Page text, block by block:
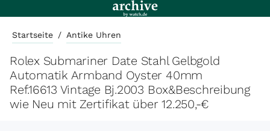
Startseite / Antike Uhren
Rolex Submariner Date Stahl Gelbgold
Automatik Armband Oyster 40mm
Ref.16613 Vintage Bj.2003 Box&Beschreibung
wie Neu mit Zertifikat über 12.250,-€